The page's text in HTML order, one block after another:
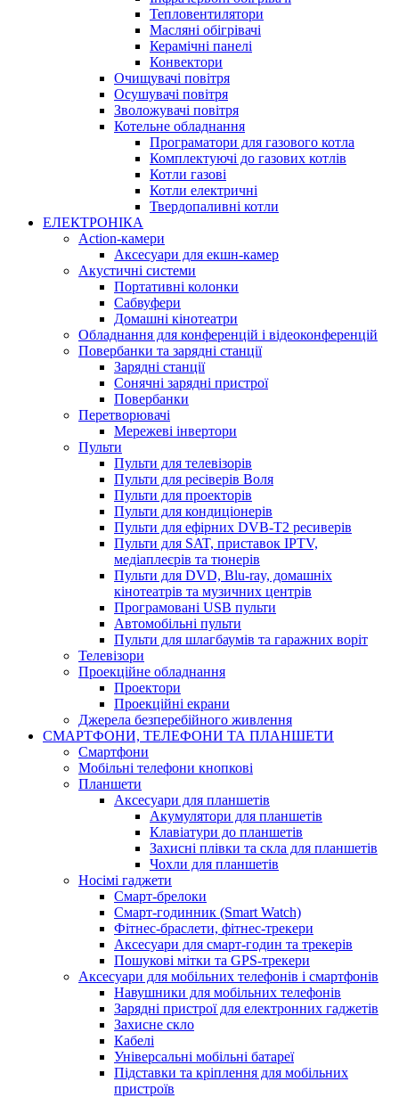
Тепловентилятори
Масляні обігрівачі
Керамічні панелі
Конвектори
Очищувачі повітря
Осушувачі повітря
Зволожувачі повітря
Котельне обладнання
Програматори для газового котла
Комплектуючі до газових котлів
Котли газові
Котли електричні
Твердопаливні котли
ЕЛЕКТРОНІКА
Action-камери
Аксесуари для екшн-камер
Акустичні системи
Портативні колонки
Сабвуфери
Домашні кінотеатри
Обладнання для конференцій і відеоконференцій
Повербанки та зарядні станції
Зарядні станції
Сонячні зарядні пристрої
Повербанки
Перетворювачі
Мережеві інвертори
Пульти
Пульти для телевізорів
Пульти для ресіверів Воля
Пульти для проекторів
Пульти для кондиціонерів
Пульти для ефірних DVB-T2 ресиверів
Пульти для SAT, приставок IPTV,
медіаплеєрів та тюнерів
Пульти для DVD, Blu-ray, домашніх
кінотеатрів та музичних центрів
Програмовані USB пульти
Автомобільні пульти
Пульти для шлагбаумів та гаражних воріт
Телевізори
Проекційне обладнання
Проектори
Проекційні екрани
Джерела безперебійного живлення
СМАРТФОНИ, ТЕЛЕФОНИ ТА ПЛАНШЕТИ
Смартфони
Мобільні телефони кнопкові
Планшети
Аксесуари для планшетів
Акумулятори для планшетів
Клавіатури до планшетів
Захисні плівки та скла для планшетів
Чохли для планшетів
Носімі гаджети
Смарт-брелоки
Смарт-годинник (Smart Watch)
Фітнес-браслети, фітнес-трекери
Аксесуари для смарт-годин та трекерів
Пошукові мітки та GPS-трекери
Аксесуари для мобільних телефонів і смартфонів
Навушники для мобільних телефонів
Зарядні пристрої для електронних гаджетів
Захисне скло
Кабелі
Універсальні мобільні батареї
Підставки та кріплення для мобільних
пристроїв